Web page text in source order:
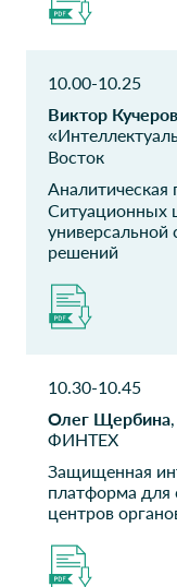
ТБанк
Руководитель
Правительство
Липецкой
Начальник отдела
информационной
ВТБ
Эксперт управления
больших данных
АТОН
Руководитель
ИТ инфраструктуры
10.00-10.25
Виктор Кучеров
Восток
Ситуационных
решений
10.30-10.45
Олег Щербина
ФИНТЕХ
Защищенная
платформа для
центров